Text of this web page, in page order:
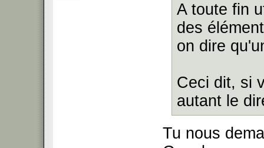
A toute fin
des
on dire
Ceci dit, si
autant le
Tu nous